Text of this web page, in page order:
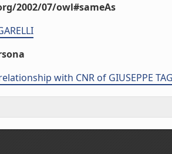
2002/07/owl#sameAs
with CNR of GIUSEPPE